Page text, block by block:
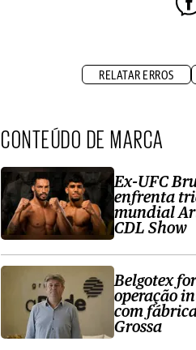
RELATAR ERROS
CONTEÚDO DE MARCA
Ex-UFC
enfrenta
mundial
CDL Show
Belgotex
operação
com
Grossa